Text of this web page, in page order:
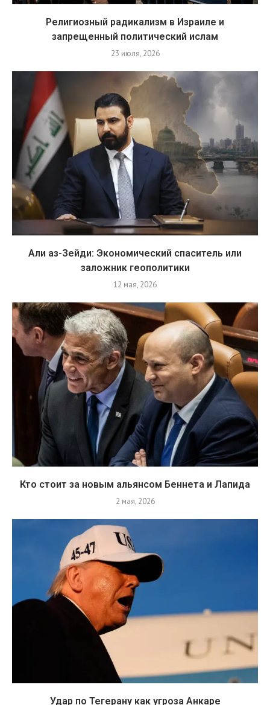
Религиозный радикализм в Израиле и
запрещенный политический ислам
23 июля, 2026
Али аз-Зейди: Экономический спаситель или
заложник геополитики
12 мая, 2026
Кто стоит за новым альянсом Беннета и Лапида
2 мая, 2026
Удар по Тегерану как угроза Анкаре